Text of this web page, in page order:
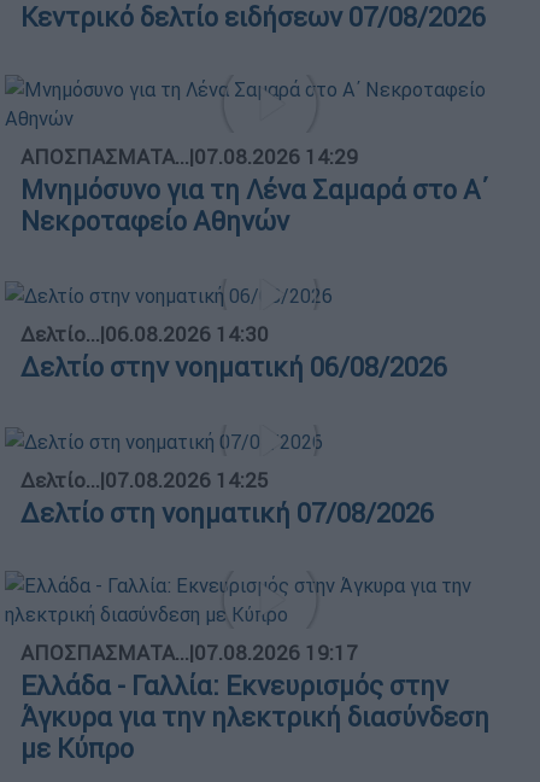
Κεντρικό δελτίο ειδήσεων 07/08/2026
ΑΠΟΣΠΑΣΜΑΤΑ...|07.08.2026 14:29
Μνημόσυνο για τη Λένα Σαμαρά στο Α΄
Νεκροταφείο Αθηνών
Δελτίο...|06.08.2026 14:30
Δελτίο στην νοηματική 06/08/2026
Δελτίο...|07.08.2026 14:25
Δελτίο στη νοηματική 07/08/2026
ΑΠΟΣΠΑΣΜΑΤΑ...|07.08.2026 19:17
Ελλάδα - Γαλλία: Εκνευρισμός στην
Άγκυρα για την ηλεκτρική διασύνδεση
με Κύπρο